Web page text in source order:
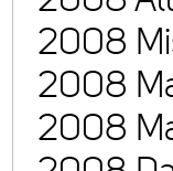
2008
2008
2008